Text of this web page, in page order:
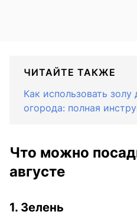
ЧИТАЙТЕ ТАКЖЕ
Как использовать золу
огорода: полная
Что можно
августе
1. Зелень